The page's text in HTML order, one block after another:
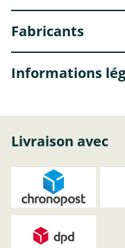
Fabricants
Informations
Livraison avec